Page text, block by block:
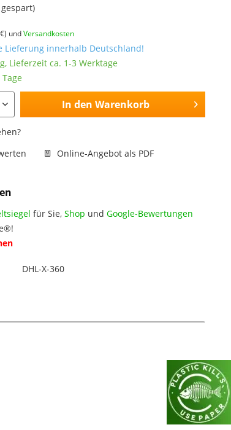
gespart)
undVersandkosten
Lieferung innerhalb Deutschland!
Lieferzeit ca. 1-3 Werktage
In den Warenkorb
Online-Angebot als PDF
für Sie,Shop undGoogle-Bewertungen
DHL-X-360